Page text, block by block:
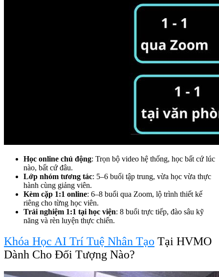
Học online chủ động: Trọn bộ video hệ thống, học bất cứ lúc
nào, bất cứ đâu.
Lớp nhóm tương tác: 5–6 buổi tập trung, vừa học vừa thực
hành cùng giảng viên.
Kèm cặp 1:1 online: 6–8 buổi qua Zoom, lộ trình thiết kế
riêng cho từng học viên.
Trải nghiệm 1:1 tại học viện: 8 buổi trực tiếp, đào sâu kỹ
năng và rèn luyện thực chiến.
Khóa Học AI Trí Tuệ Nhân Tạo Tại HVMO
Dành Cho Đối Tượng Nào?